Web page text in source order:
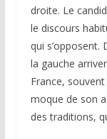
droite. Le
le discours
qui s’opposent.
la gauche
France, souvent
moque de son
des traditions,